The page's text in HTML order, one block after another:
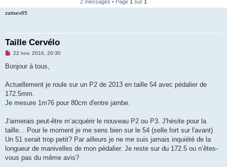
2 messages • Page 1 sur 1
zaitsev85
Taille Cervélo
M
s
g
n
o
u
22 nov. 2016, 20:30
Bonjour à tous,
Actuellement je roule sur un P2 de 2013 en taille 54 avec pédalier de
172.5mm.
Je mesure 1m76 pour 80cm d'entre jambe.
J'aimerais peut-être m’acquérir le nouveau P2 ou P3. J'hésite pour la
taille... Pour le moment je me sens bien sur le 54 (selle fort sur l'avant)
Un 51 serait trop petit? Par ailleurs je ne me suis jamais inquiété de la
longueur de manivelles de mon pédalier. Je reste sur du 172.5 ou n’êtes-
vous pas du même avis?